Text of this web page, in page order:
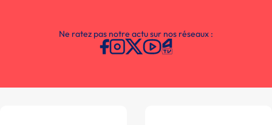
Ne ratez pas notre actu sur nos réseaux :